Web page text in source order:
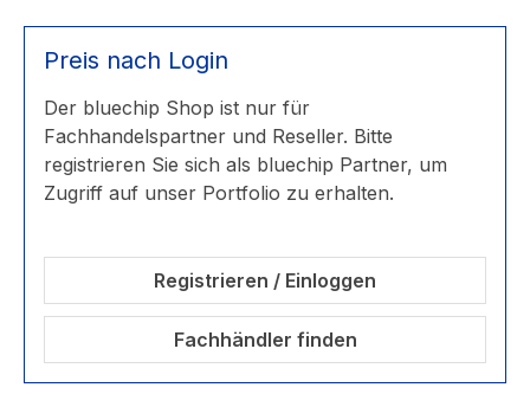
Preis nach Login
Der bluechip Shop ist nur für
Fachhandelspartner und Reseller. Bitte
registrieren Sie sich als bluechip Partner, um
Zugriff auf unser Portfolio zu erhalten.
Registrieren / Einloggen
Fachhändler finden